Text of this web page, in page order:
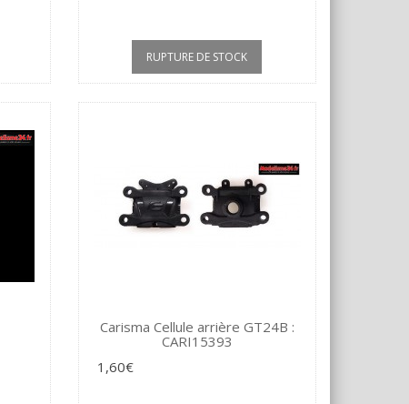
RUPTURE DE STOCK
Carisma Cellule arrière GT24B :
CARI15393
1,60€